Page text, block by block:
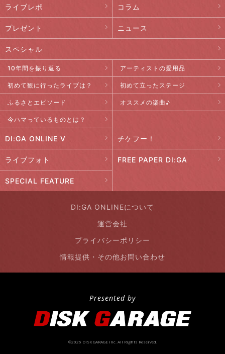
ライブレポ コラム
プレゼント ニュース
スペシャル
10年間を振り返る アーティストの愛用品
初めて観に行ったライブは？ 初めて立ったステージ
ふるさとエピソード オススメの楽曲♪
今ハマっているものとは？
DI:GA ONLINE V チケフー！
ライブフォト FREE PAPER DI:GA
SPECIAL FEATURE
DI:GA ONLINEについて
運営会社
プライバシーポリシー
情報提供・その他お問い合わせ
Presented by
©2026 DISK GARAGE inc. All Rights Reserved.